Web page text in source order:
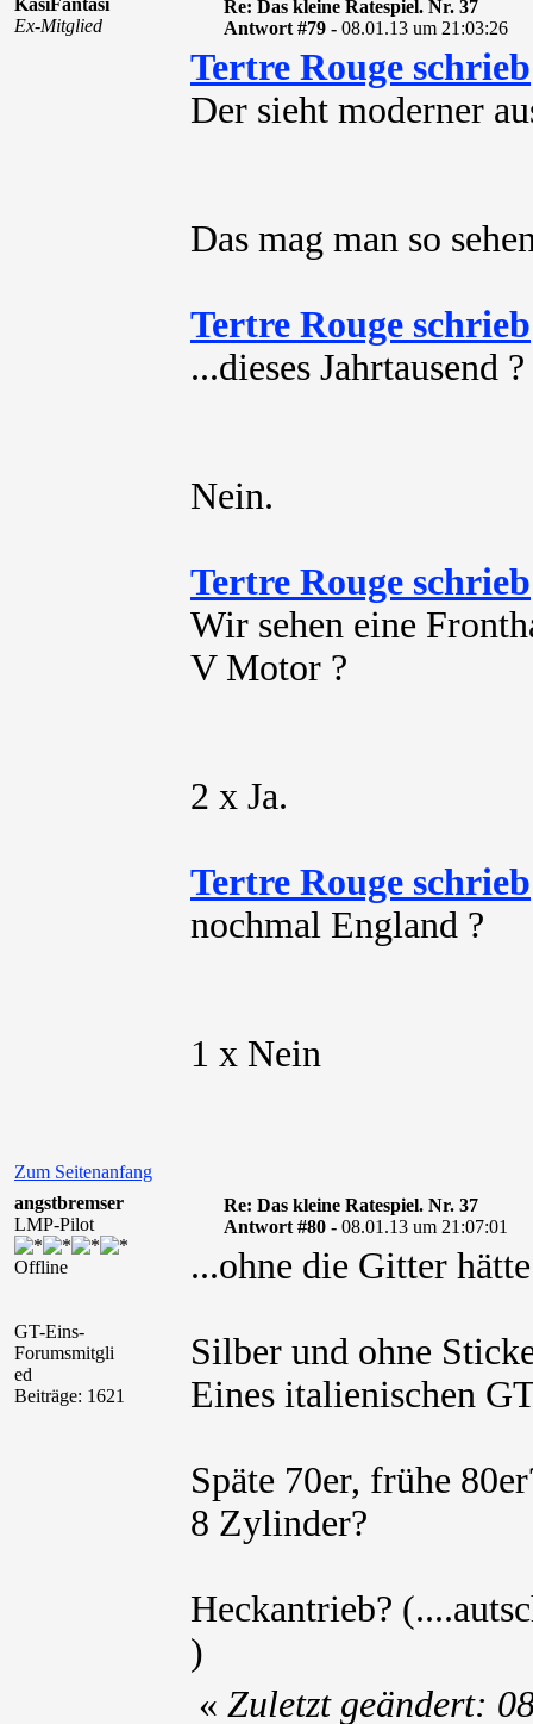
KasiFantasi
Ex-Mitglied
Re: Das kleine Ratespiel. Nr. 37
Antwort #79 - 08.01.13 um 21:03:26
Tertre Rouge schrieb
Der sieht moderner
Das mag man so
Tertre Rouge schrieb
...dieses Jahrtausend ?
Nein.
Tertre Rouge schrieb
Wir sehen eine
V Motor ?
2 x Ja.
Tertre Rouge schrieb
nochmal England ?
1 x Nein
Zum Seitenanfang
angstbremser
LMP-Pilot
Offline
GT-Eins-
Forumsmitgli
ed
Beiträge: 1621
Re: Das kleine Ratespiel. Nr. 37
Antwort #80 - 08.01.13 um 21:07:01
...ohne die Gitter
Silber und ohne
Eines italienischen
Späte 70er, frühe
8 Zylinder?
Heckantrieb?
)
« Zuletzt geändert: